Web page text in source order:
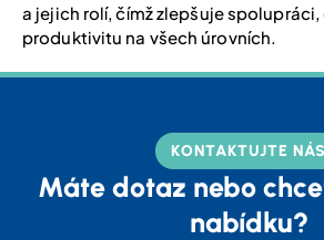
a jejich rolí, čímž zlepšuje
produktivitu na všech úrovních.
KONTAKTUJTE NÁS
Máte dotaz nebo
nabídku?